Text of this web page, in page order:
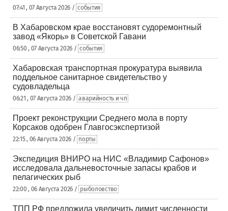
07:41 , 07 Августа 2026 / события
В Хабаровском крае восстановят судоремонтный
завод «Якорь» в Советской Гавани
06:50 , 07 Августа 2026 / события
Хабаровская транспортная прокуратура выявила
поддельное санитарное свидетельство у
судовладельца
06:21 , 07 Августа 2026 / аварийность и чп
Проект реконструкции Среднего мола в порту
Корсаков одобрен Главгосэкспертизой
22:15 , 06 Августа 2026 / порты
Экспедиция ВНИРО на НИС «Владимир Сафонов»
исследовала дальневосточные запасы крабов и
пелагических рыб
22:00 , 06 Августа 2026 / рыболовство
ТПП РФ предложила увеличить лимит численности